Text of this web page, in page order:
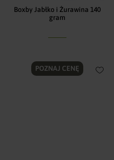
Boxby Jabłko i Żurawina 140
gram
POZNAJ CENĘ